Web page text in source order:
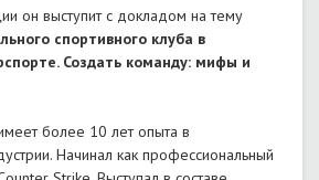
он выступит с докладом на тему
спортивного клуба в
Создать команду: мифы и
более 10 лет опыта в
Начинал как профессиональный